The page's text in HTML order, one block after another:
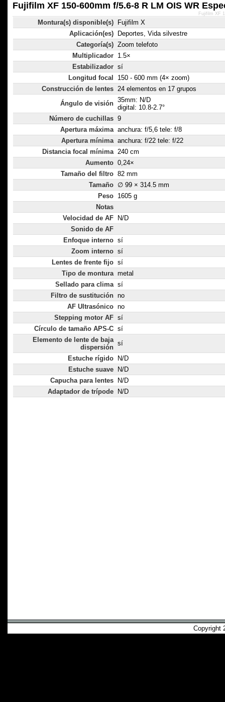
Fujifilm XF 150-600mm f/5.6-8 R LM OIS WR
Montura(s) disponible(s)
Fujifilm X
Aplicación(es)
Deportes, Vida silvestre
Categoría(s) Zoom telefoto
Multiplicador 1.5×
Estabilizador sí
Longitud focal
150 - 600 mm (4× zoom)
Construcción de lentes 24 elementos en 17 grupos
Ángulo de visión 35mm: N/D
digital: 10.8-2.7°
Número de cuchillas 9
Apertura máxima anchura: f/5,6 tele: f/8
Apertura mínima anchura: f/22 tele: f/22
Distancia focal mínima 240 cm
Aumento 0,24×
Tamaño del filtro 82 mm
Tamaño ∅ 99 × 314.5 mm
Peso 1605 g
Notas
Velocidad de AF
N/D
Sonido de AF
Enfoque interno sí
Zoom interno sí
Lentes de frente fijo sí
Tipo de montura metal
Sellado para clima sí
Filtro de sustitución no
AF Ultrasónico no
Stepping motor AF sí
Círculo de tamaño APS-C sí
Elemento de lente de baja
dispersión
sí
Estuche rígido
N/D
Estuche suave
N/D
Capucha para lentes
N/D
Adaptador de trípode
N/D
Fujifilm XF
Copyright